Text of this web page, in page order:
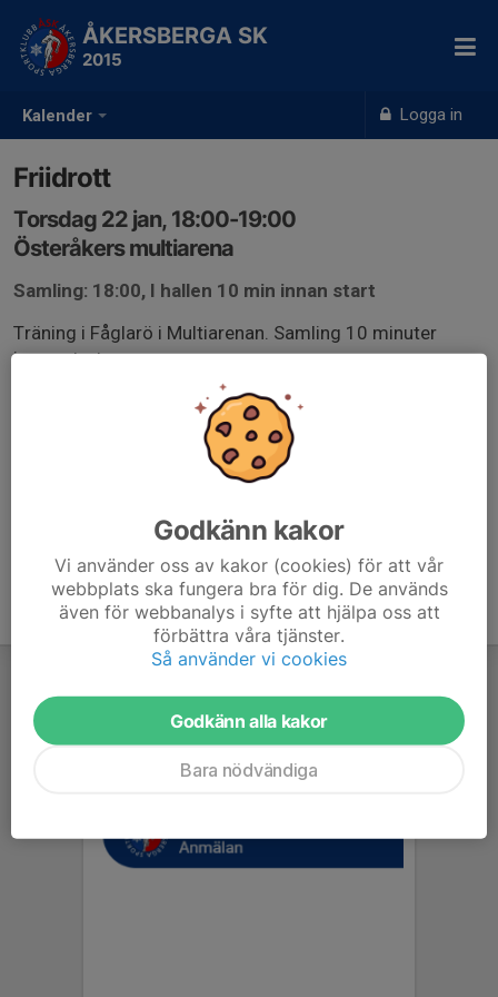
Kalender Logga in
ÅKERSBERGA SK
2015
Friidrott
Torsdag 22 jan, 18:00-19:00
Österåkers multiarena
Samling: 18:00, I hallen 10 min innan start
Träning i Fåglarö i Multiarenan. Samling 10 minuter
innan start.
Godkänn kakor
Vi använder oss av kakor (cookies) för att vår
webbplats ska fungera bra för dig. De används
även för webbanalys i syfte att hjälpa oss att
förbättra våra tjänster.
Så använder vi cookies
Godkänn alla kakor
Bara nödvändiga